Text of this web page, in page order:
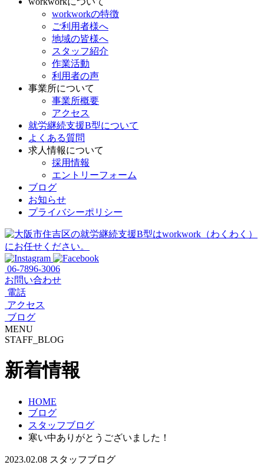
workworkの特徴
ご利用者様へ
地域の皆様へ
スタッフ紹介
作業活動
利用者の声
事業所について
事業所概要
アクセス
就労継続支援B型について
よくある質問
求人情報について
採用情報
エントリーフォーム
ブログ
お知らせ
プライバシーポリシー
06-7896-3006
お問い合わせ
電話
アクセス
ブログ
MENU
STAFF_BLOG
新着情報
HOME
ブログ
スタッフブログ
寒い中ありがとうございました！
2023.02.08 スタッフブログ